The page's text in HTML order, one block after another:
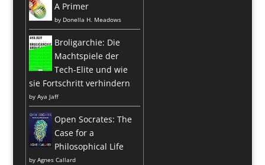
A Primer
by Donella H. Meadows
Broligarchie: Die
Machtspiele der
Tech-Elite und wie
sie Fortschritt verhindern
by Aya Jaff
Open Socrates: The
Case for a
Philosophical Life
by Agnes Callard